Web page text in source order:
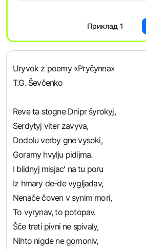
Приклад1
Uryvok z poemy «Pryčynna»
T.G. Ševčenko
Reve ta stogne Dnipr šyrokyj,
Serdytyj viter zavyva,
Dodolu verby gne vysoki,
Goramy hvylju pidijma.
I blidnyj misjac' na tu poru
Iz hmary de-de vygljadav,
Nenače čoven v synim mori,
To vyrynav, to potopav.
Šče treti pivni ne spivaly,
Nihto nigde ne gomoniv,